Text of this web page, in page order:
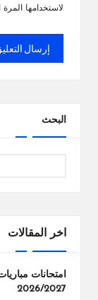
لاستخدامها
البحث
اخر المقالات
امتحانات
2026/2027